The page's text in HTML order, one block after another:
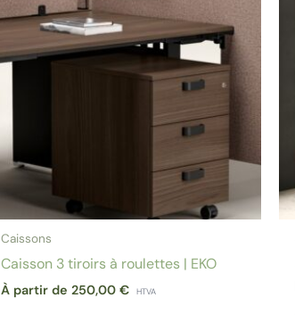
Caissons
Caisson 3 tiroirs à roulettes | EKO
À partir de250,00€ HTVA